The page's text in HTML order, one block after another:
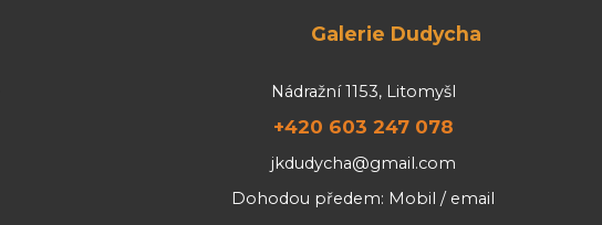
Galerie Dudycha
Nádražní 1153, Litomyšl
+420 603 247 078
jkdudycha@gmail.com
Dohodou předem: Mobil / email